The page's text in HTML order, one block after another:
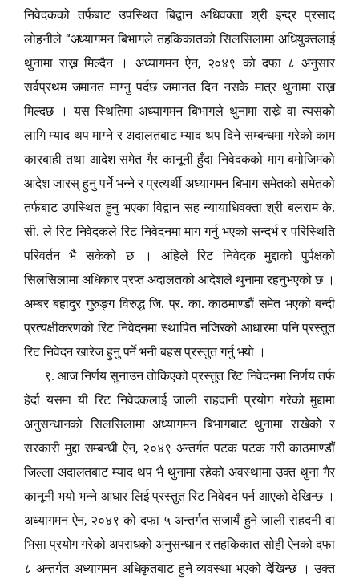
निवेदकको तर्फबाट उपस्थित बिद्वान अधिवक्ता श्री इन्द्र प्रसाद
लोहनीले “अध्यागमन बिभागले तहकिकातको सिलसिलामा अधियुक्तलाई
थुनामा राख्न मिल्दैन । अध्यागमन ऐन, २०४९ को दफा ८ अनुसार
सर्वप्रथम जमानत माग्नु पर्दछ जमानत दिन नसके मात्र थुनामा राख्न
मिल्दछ । यस स्थितिमा अध्यागमन बिभागले थुनामा राख्ने वा त्यसको
लागि म्याद थप माग्ने र अदालतबाट म्याद थप दिने सम्बन्धमा गरेको काम
कारबाही तथा आदेश समेत गैर कानूनी हुँदा निवेदकको माग बमोजिमको
आदेश जारस् हुनु पर्ने भन्ने र प्रत्यर्थी अध्यागमन बिभाग समेतको समेतको
तर्फबाट उपस्थित हुनु भएका विद्वान सह न्यायाधिवक्ता श्री बलराम के.
सी. ले रिट निवेदकले रिट निवेदनमा माग गर्नु भएको सन्दर्भ र परिस्थिति
परिवर्तन भै सकेको छ । अहिले रिट निवेदक मुद्दाको पुर्पक्षको
सिलसिलामा अधिकार प्रप्त अदालतको आदेशले थुनामा रहनुभएको छ ।
अम्बर बहादुर गुरुङ्ग विरुद्ध जि. प्र. का. काठमाण्डौं समेत भएको बन्दी
प्रत्यक्षीकरणको रिट निवेदनमा स्थापित नजिरको आधारमा पनि प्रस्तुत
रिट निवेदन खारेज हुनु पर्ने भनी बहस प्रस्तुत गर्नु भयो ।
९. आज निर्णय सुनाउन तोकिएको प्रस्तुत रिट निवेदनमा निर्णय तर्फ
हेर्दा यसमा यी रिट निवेदकलाई जाली राहदानी प्रयोग गरेको मुद्दामा
अनुसन्धानको सिलसिलामा अध्यागमन बिभागबाट थुनामा राखेको र
सरकारी मुद्दा सम्बन्धी ऐन, २०४९ अन्तर्गत पटक पटक गरी काठमाण्डौं
जिल्ला अदालतबाट म्याद थप भै थुनामा रहेको अवस्थामा उक्त थुना गैर
कानूनी भयो भन्ने आधार लिई प्रस्तुत रिट निवेदन पर्न आएको देखिन्छ ।
अध्यागमन ऐन, २०४९ को दफा ५ अन्तर्गत सजायँ हुने जाली राहदनी वा
भिसा प्रयोग गरेको अपराधको अनुसन्धान र तहकिकात सोही ऐनको दफा
८ अन्तर्गत अध्यागमन अधिकृतबाट हुने व्यवस्था भएको देखिन्छ । उक्त